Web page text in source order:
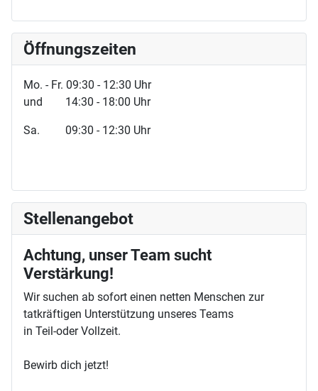
Öffnungszeiten
Mo. - Fr. 09:30 - 12:30 Uhr
und 14:30 - 18:00 Uhr
Sa. 09:30 - 12:30 Uhr
Stellenangebot
Achtung, unser Team sucht
Verstärkung!
Wir suchen ab sofort einen netten Menschen zur
tatkräftigen Unterstützung unseres Teams
in Teil-oder Vollzeit.
Bewirb dich jetzt!